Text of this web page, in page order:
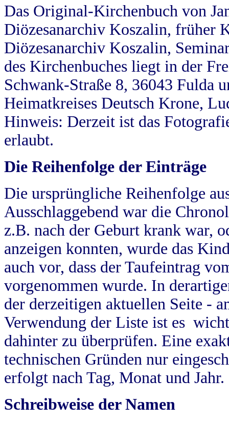
Das Original-Kirchenbuch von
Diözesanarchiv Koszalin, früher
Diözesanarchiv Koszalin,
des Kirchenbuches liegt in der
Schwank-Straße 8, 36043 Fulda
Heimatkreises Deutsch Krone,
Hinweis: Derzeit ist das
erlaubt.
Die Reihenfolge der Einträge
Die ursprüngliche Reihenfolge
Ausschlaggebend war die
z.B. nach der Geburt krank war,
anzeigen konnten, wurde das
auch vor, dass der Taufeintrag
vorgenommen wurde. In
der derzeitigen aktuellen Seite -
Verwendung der Liste ist es
dahinter zu überprüfen. Eine
technischen Gründen nur
erfolgt nach Tag, Monat und Jahr.
Schreibweise der Namen